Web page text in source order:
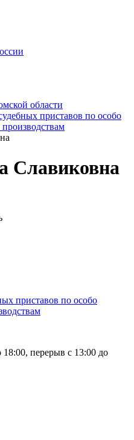
области
приставов по особо
Славиковна
приставов по особо
18:00, перерыв с 13:00 до